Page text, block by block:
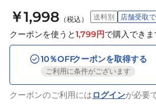
￥1,998 （税込） 送料別 店舗受取
クーポンを使うと1,799円で購入できま
10％OFFクーポンを取得する
ご利用に条件がございます
クーポンのご利用にはログインが必要